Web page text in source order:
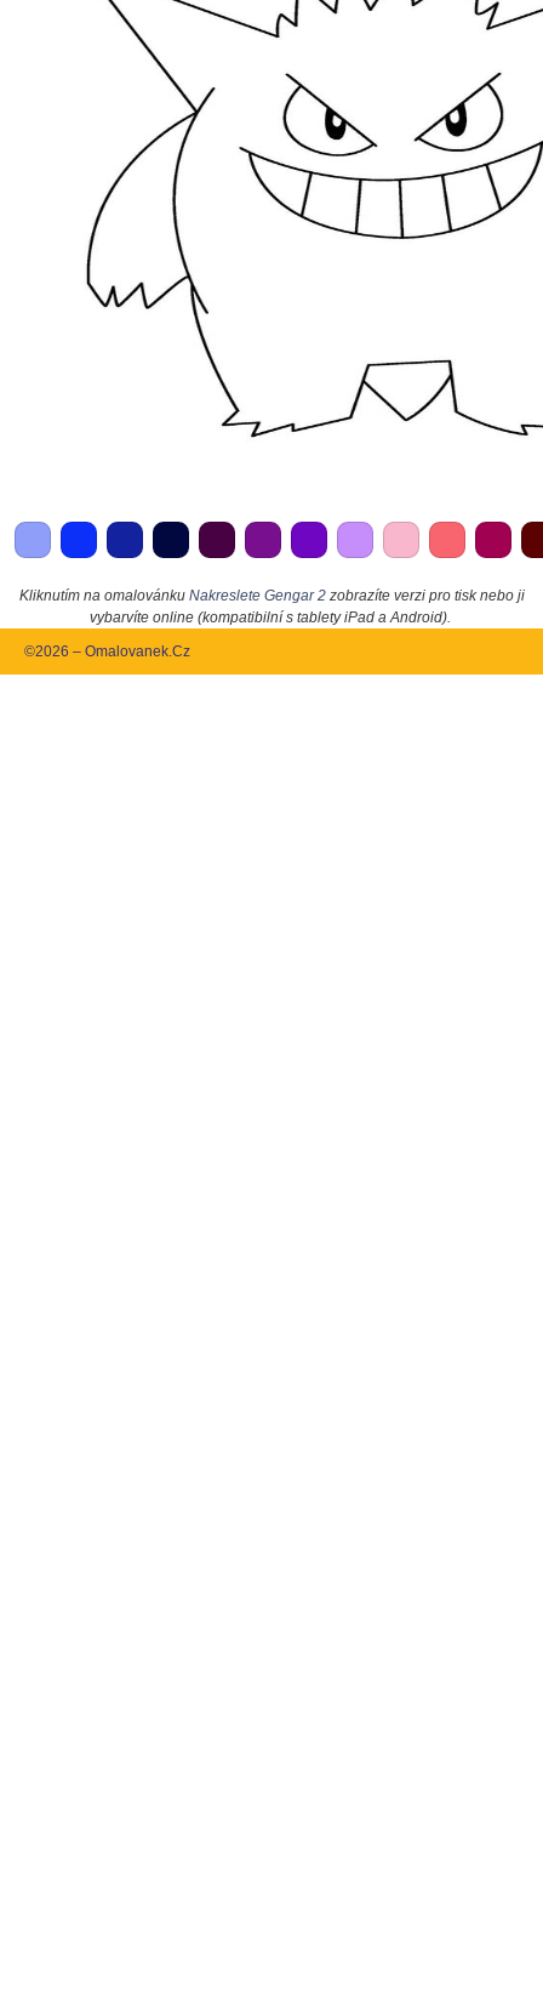
Kliknutím na omalovánku Nakreslete Gengar 2zobrazíte verzi pro tisk nebo ji
vybarvíte online (kompatibilní s tablety iPad a Android).
©2026 – Omalovanek.Cz